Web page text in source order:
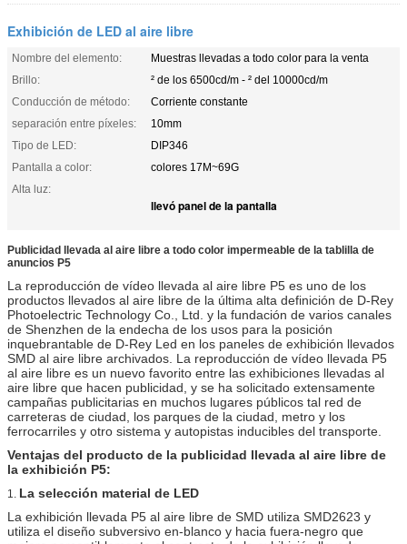
Exhibición de LED al aire libre
Nombre del elemento:
Muestras llevadas a todo color para la venta
Brillo:
² de los 6500cd/m - ² del 10000cd/m
Conducción de método:
Corriente constante
separación entre píxeles:
10mm
Tipo de LED:
DIP346
Pantalla a color:
colores 17M~69G
Alta luz:
llevó panel de la pantalla
Publicidad llevada al aire libre a todo color impermeable de la tablilla de
anuncios P5
La reproducción de vídeo llevada al aire libre P5 es uno de los
productos llevados al aire libre de la última alta definición de D-Rey
Photoelectric Technology Co., Ltd. y la fundación de varios canales
de Shenzhen de la endecha de los usos para la posición
inquebrantable de D-Rey Led en los paneles de exhibición llevados
SMD al aire libre archivados. La reproducción de vídeo llevada P5
al aire libre es un nuevo favorito entre las exhibiciones llevadas al
aire libre que hacen publicidad, y se ha solicitado extensamente
campañas publicitarias en muchos lugares públicos tal red de
carreteras de ciudad, los parques de la ciudad, metro y los
ferrocarriles y otro sistema y autopistas inducibles del transporte.
Ventajas del producto de la publicidad llevada al aire libre de
la exhibición P5:
1. La selección material de LED
La exhibición llevada P5 al aire libre de SMD utiliza SMD2623 y
utiliza el diseño subversivo en-blanco y hacia fuera-negro que